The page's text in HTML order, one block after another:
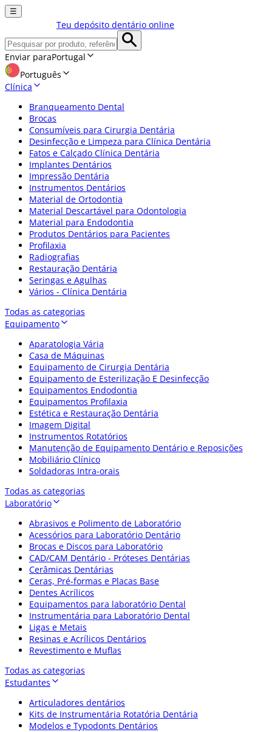
☰
Teu depósito dentário online
Enviar paraPortugal
Português
Clínica
Branqueamento Dental
Brocas
Consumíveis para Cirurgia Dentária
Desinfecção e Limpeza para Clínica Dentária
Fatos e Calçado Clínica Dentária
Implantes Dentários
Impressão Dentária
Instrumentos Dentários
Material de Ortodontia
Material Descartável para Odontologia
Material para Endodontia
Produtos Dentários para Pacientes
Profilaxia
Radiografias
Restauração Dentária
Seringas e Agulhas
Vários - Clínica Dentária
Todas as categorias
Equipamento
Aparatologia Vária
Casa de Máquinas
Equipamento de Cirurgia Dentária
Equipamento de Esterilização E Desinfecção
Equipamentos Endodontia
Equipamentos Profilaxia
Estética e Restauração Dentária
Imagem Digital
Instrumentos Rotatórios
Manutenção de Equipamento Dentário e Reposições
Mobiliário Clínico
Soldadoras Intra-orais
Todas as categorias
Laboratório
Abrasivos e Polimento de Laboratório
Acessórios para Laboratório Dentário
Brocas e Discos para Laboratório
CAD/CAM Dentário - Próteses Dentárias
Cerâmicas Dentárias
Ceras, Pré-formas e Placas Base
Dentes Acrílicos
Equipamentos para laboratório Dental
Instrumentária para Laboratório Dental
Ligas e Metais
Resinas e Acrílicos Dentários
Revestimento e Muflas
Todas as categorias
Estudantes
Articuladores dentários
Kits de Instrumentária Rotatória Dentária
Modelos e Typodonts Dentários